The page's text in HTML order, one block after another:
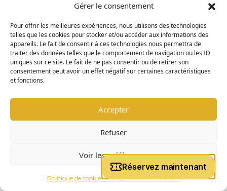
Gérer le consentement
Pour offrir les meilleures expériences, nous utilisons des technologies
telles que les cookies pour stocker et/ou accéder aux informations des
appareils. Le fait de consentir à ces technologies nous permettra de
traiter des données telles que le comportement de navigation ou les ID
uniques sur ce site. Le fait de ne pas consentir ou de retirer son
consentement peut avoir un effet négatif sur certaines caractéristiques
et fonctions.
Accepter
Refuser
Voir les préférences
Politique de cookiesPolitique de confidentialité
copyright © 2026 -Coligny Car Museum|Tous droits réservés